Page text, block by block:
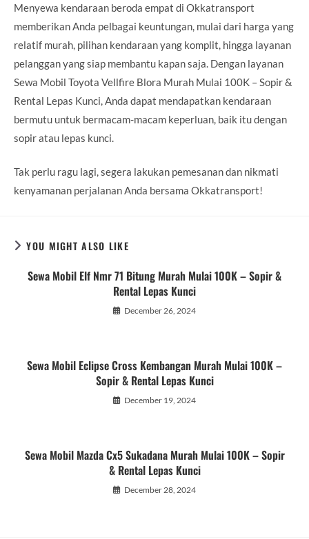
Menyewa kendaraan beroda empat di Okkatransport
memberikan Anda pelbagai keuntungan, mulai dari harga yang
relatif murah, pilihan kendaraan yang komplit, hingga layanan
pelanggan yang siap membantu kapan saja. Dengan layanan
Sewa Mobil Toyota Vellfire Blora Murah Mulai 100K – Sopir &
Rental Lepas Kunci, Anda dapat mendapatkan kendaraan
bermutu untuk bermacam-macam keperluan, baik itu dengan
sopir atau lepas kunci.
Tak perlu ragu lagi, segera lakukan pemesanan dan nikmati
kenyamanan perjalanan Anda bersama Okkatransport!
YOU MIGHT ALSO LIKE
Sewa Mobil Elf Nmr 71 Bitung Murah Mulai 100K – Sopir &
Rental Lepas Kunci
December 26, 2024
Sewa Mobil Eclipse Cross Kembangan Murah Mulai 100K –
Sopir & Rental Lepas Kunci
December 19, 2024
Sewa Mobil Mazda Cx5 Sukadana Murah Mulai 100K – Sopir
& Rental Lepas Kunci
December 28, 2024